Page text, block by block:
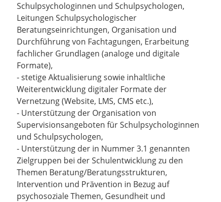
Schulpsychologinnen und Schulpsychologen,
Leitungen Schulpsychologischer
Beratungseinrichtungen, Organisation und
Durchführung von Fachtagungen, Erarbeitung
fachlicher Grundlagen (analoge und digitale
Formate),
- stetige Aktualisierung sowie inhaltliche
Weiterentwicklung digitaler Formate der
Vernetzung (Website, LMS, CMS etc.),
- Unterstützung der Organisation von
Supervisionsangeboten für Schulpsychologinnen
und Schulpsychologen,
- Unterstützung der in Nummer 3.1 genannten
Zielgruppen bei der Schulentwicklung zu den
Themen Beratung/Beratungsstrukturen,
Intervention und Prävention in Bezug auf
psychosoziale Themen, Gesundheit und